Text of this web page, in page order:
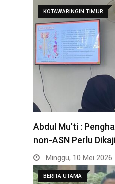
KOTAWARINGIN TIMUR
Abdul Mu’ti :
non-ASN Perlu
Minggu, 10 Mei 2026
BERITA UTAMA